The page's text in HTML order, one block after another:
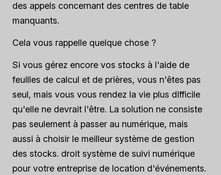
des appels concernant des centres de table
manquants.
Cela vous rappelle quelque chose ?
Si vous gérez encore vos stocks à l'aide de
feuilles de calcul et de prières, vous n'êtes pas
seul, mais vous vous rendez la vie plus difficile
qu'elle ne devrait l'être. La solution ne consiste
pas seulement à passer au numérique, mais
aussi à choisir le meilleur système de gestion
des stocks. droit système de suivi numérique
pour votre entreprise de location d'événements.